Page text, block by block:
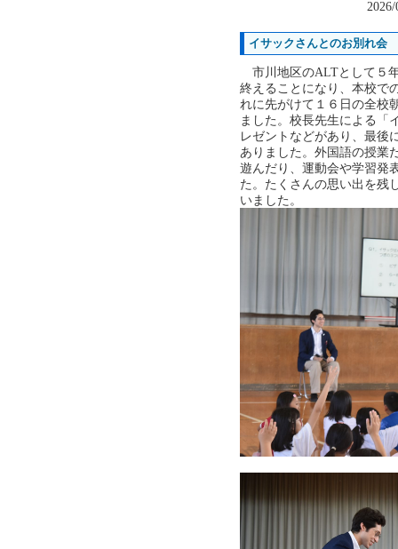
イサックさんとのお別れ会
市川地区のALTとして５
終えることになり、本校で
れに先がけて１６日の全校
ました。校長先生による「
レゼントなどがあり、最後
ありました。外国語の授業
遊んだり、運動会や学習発
た。たくさんの思い出を残
いました。